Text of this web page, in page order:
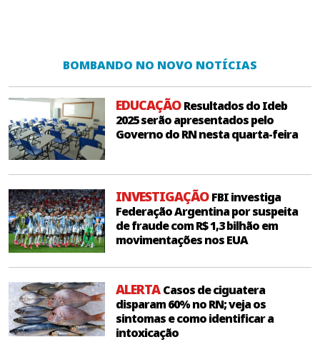
BOMBANDO NO NOVO NOTÍCIAS
EDUCAÇÃOResultados do Ideb
2025 serão apresentados pelo
Governo do RN nesta quarta-feira
INVESTIGAÇÃOFBI investiga
Federação Argentina por suspeita
de fraude com R$ 1,3 bilhão em
movimentações nos EUA
ALERTACasos de ciguatera
disparam 60% no RN; veja os
sintomas e como identificar a
intoxicação